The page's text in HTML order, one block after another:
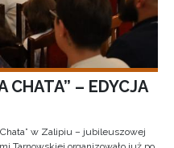
CHATA” – EDYCJA
w Zalipiu – jubileuszowej